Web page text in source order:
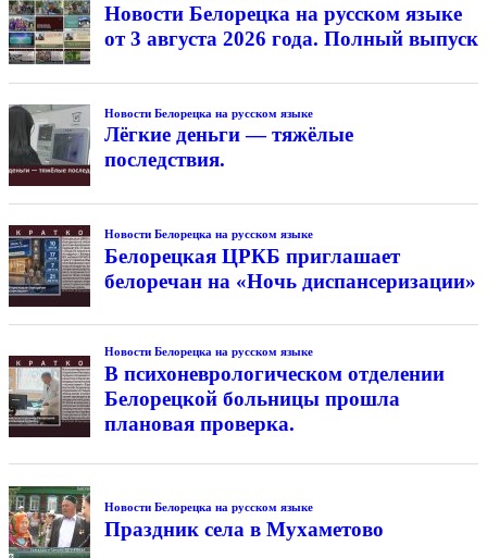
Новости Белорецка на русском языке
от 3 августа 2026 года. Полный выпуск
Новости Белорецка на русском языке
Лёгкие деньги — тяжёлые
последствия.
Новости Белорецка на русском языке
Белорецкая ЦРКБ приглашает
белоречан на «Ночь диспансеризации»
Новости Белорецка на русском языке
В психоневрологическом отделении
Белорецкой больницы прошла
плановая проверка.
Новости Белорецка на русском языке
Праздник села в Мухаметово